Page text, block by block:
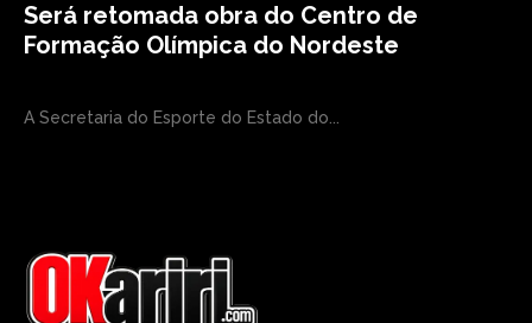
Será retomada obra do Centro de
Formação Olímpica do Nordeste
A Secretaria do Esporte do Estado do...